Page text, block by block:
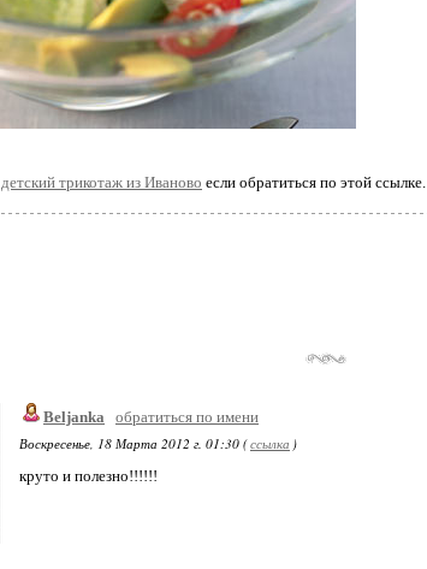
детский трикотаж из Иваново если обратиться по этой ссылке.
Beljanka
обратиться по имени
Воскресенье, 18 Марта 2012 г. 01:30 (ссылка )
круто и полезно!!!!!!